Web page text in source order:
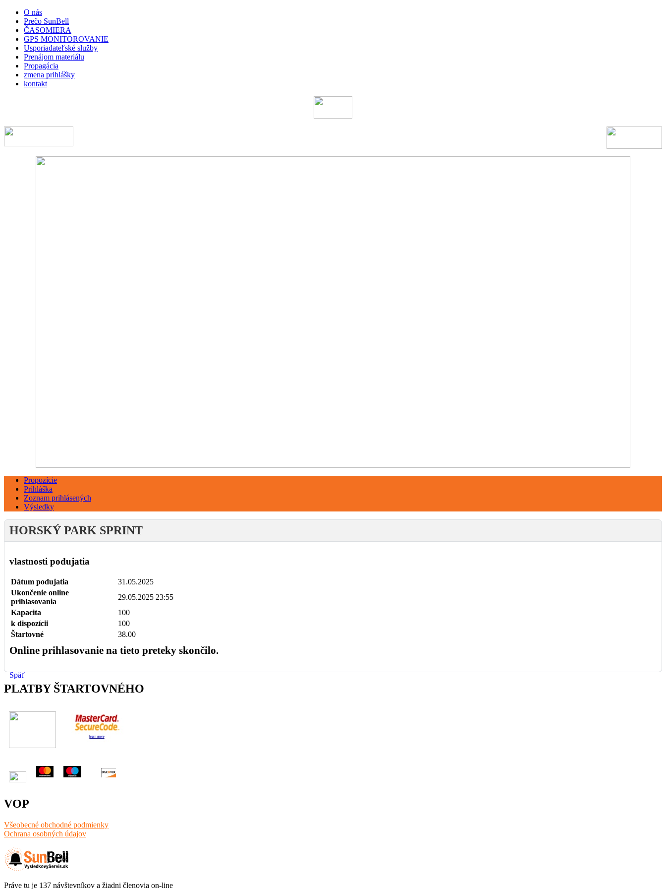
O nás
Prečo SunBell
ČASOMIERA
GPS MONITOROVANIE
Usporiadateľské služby
Prenájom materiálu
Propagácia
zmena prihlášky
kontakt
Propozície
Prihláška
Zoznam prihlásených
Výsledky
HORSKÝ PARK SPRINT
vlastnosti podujatia
Dátum podujatia
31.05.2025
Ukončenie online
prihlasovania
29.05.2025 23:55
Kapacita
100
k dispozícii
100
Štartovné
38.00
Online prihlasovanie na tieto preteky skončilo.
Späť
PLATBY ŠTARTOVNÉHO
VOP
Všeobecné obchodné podmienky
Ochrana osobných údajov
Práve tu je 137 návštevníkov a žiadni členovia on-line